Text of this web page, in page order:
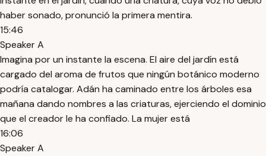
haber sonado, pronunció la primera mentira.
15:46
Speaker A
Imagina por un instante la escena. El aire del jardín está
cargado del aroma de frutos que ningún botánico moderno
podría catalogar. Adán ha caminado entre los árboles esa
mañana dando nombres a las criaturas, ejerciendo el dominio
que el creador le ha confiado. La mujer está
16:06
Speaker A